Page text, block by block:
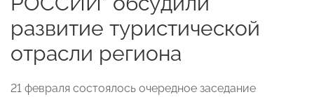
развитие туристической
отрасли региона
21 февраля состоялось очередное заседание